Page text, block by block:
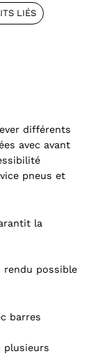
LIÉS
différents
avec avant
pneus et
la
rendu possible
barres
plusieurs